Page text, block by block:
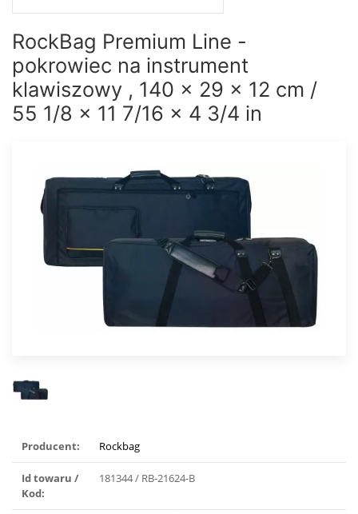
RockBag Premium Line -
pokrowiec na instrument
klawiszowy , 140 x 29 x 12 cm /
55 1/8 x 11 7/16 x 4 3/4 in
Producent: Rockbag
Id towaru /
Kod:
181344 / RB-21624-B